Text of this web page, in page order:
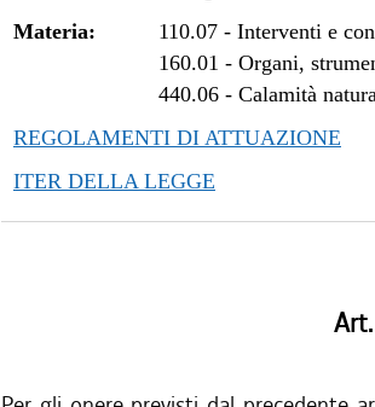
Materia:
110.07 -Interventi e
160.01 -Organi,
440.06 -Calamità
REGOLAMENTI DI ATTUAZIONE
ITER DELLA LEGGE